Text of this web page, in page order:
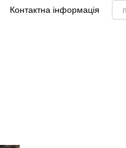
Контактна інформація